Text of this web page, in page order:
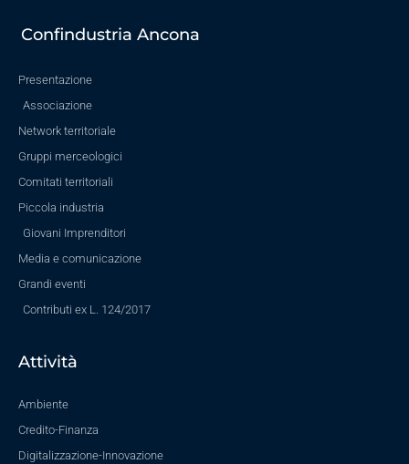
Confindustria Ancona
Presentazione
Associazione
Network territoriale
Gruppi merceologici
Comitati territoriali
Piccola industria
Giovani Imprenditori
Media e comunicazione
Grandi eventi
Contributi ex L. 124/2017
Attività
Ambiente
Credito-Finanza
Digitalizzazione-Innovazione